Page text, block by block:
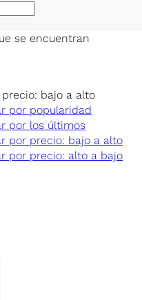
se encuentran
bajo a alto
por popularidad
por los últimos
por precio: bajo a alto
por precio: alto a bajo